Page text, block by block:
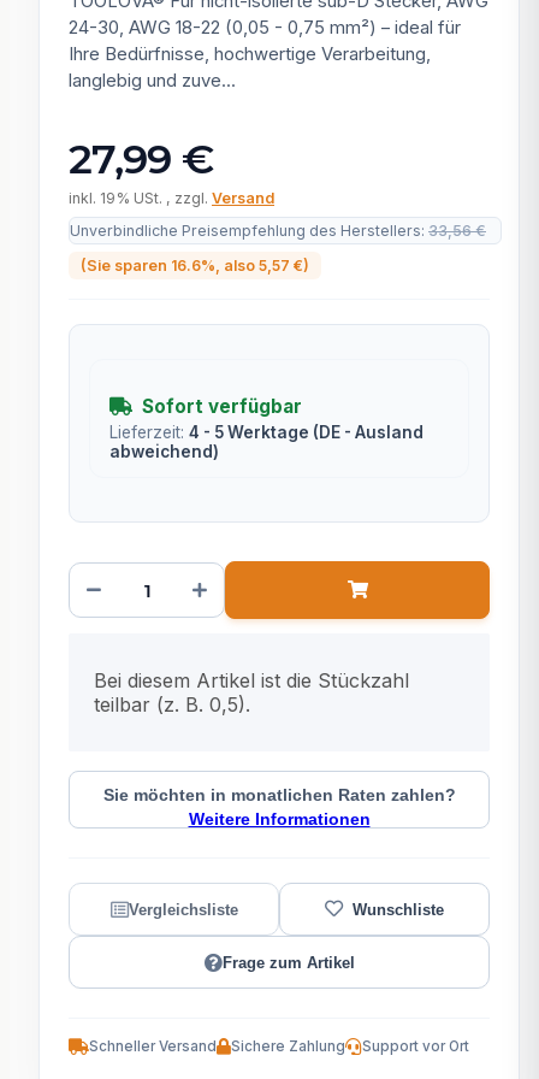
24-30, AWG 18-22 (0,05 - 0,75 mm²) – ideal für
Ihre Bedürfnisse, hochwertige Verarbeitung,
langlebig und zuve...
27,99 €
inkl. 19% USt. , zzgl. Versand
Unverbindliche Preisempfehlung des Herstellers: 33,56 €
(Sie sparen 16.6%, also 5,57 €)
Sofort verfügbar
Lieferzeit: 4 - 5 Werktage (DE - Ausland
abweichend)
Bei diesem Artikel ist die Stückzahl
teilbar (z. B. 0,5).
Sie möchten in monatlichen Raten zahlen?
Weitere Informationen
Frage zum Artikel
Schneller Versand Sichere Zahlung Support vor Ort